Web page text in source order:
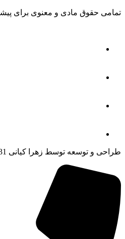
تمامی حقوق مادی و معنوی برای
طراحی و توسعه توسط زهرا کیانی 09333525531